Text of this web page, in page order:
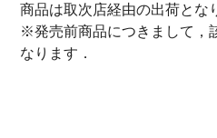
商品は取次店経由の出荷とな
※発売前商品につきまして，
なります．